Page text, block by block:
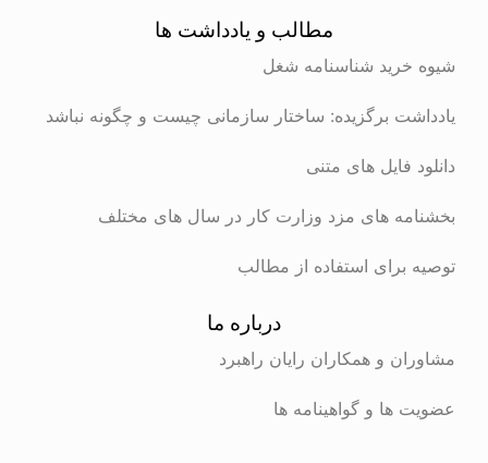
مطالب و یادداشت ها
شیوه خرید شناسنامه شغل
یادداشت برگزیده: ساختار سازمانی چیست و چگونه نباشد
دانلود فایل های متنی
بخشنامه های مزد وزارت کار در سال های مختلف
توصیه برای استفاده از مطالب
درباره ما
مشاوران و همکاران رایان راهبرد
عضویت ها و گواهینامه ها